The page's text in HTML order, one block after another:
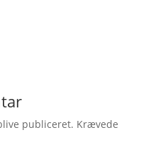
publiceret. Krævede